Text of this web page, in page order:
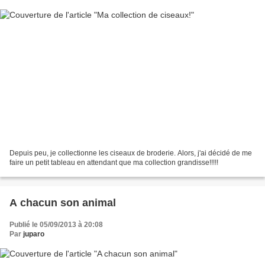
Depuis peu, je collectionne les ciseaux de broderie. Alors, j'ai décidé de me
faire un petit tableau en attendant que ma collection grandisse!!!!!
A chacun son animal
Publié le 05/09/2013 à 20:08
Par juparo